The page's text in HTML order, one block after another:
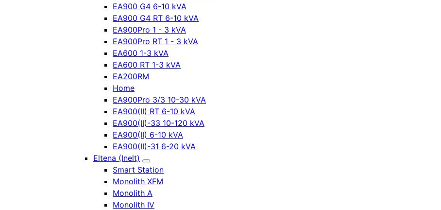
EA900 G4 6-10 kVA
EA900 G4 RT 6-10 kVA
EA900Pro 1 - 3 kVA
EA900Pro RT 1 - 3 kVA
EA600 1-3 kVA
EA600 RT 1-3 kVA
EA200RM
Home
EA900Pro 3/3 10-30 kVA
EA900(II) RT 6-10 kVA
EA900(II)-33 10-120 kVA
EA900(II) 6-10 kVA
EA900(II)-31 6-20 kVA
Eltena (Inelt)
Smart Station
Monolith XFM
Monolith A
Monolith IV